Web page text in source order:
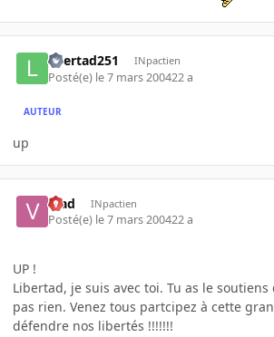
libertad251 INpactien
Posté(e) le 7 mars 200422 a
AUTEUR
up
Vlad INpactien
Posté(e) le 7 mars 200422 a
UP !
Libertad, je suis avec toi. Tu as le soutiens
pas rien. Venez tous partcipez à cette
défendre nos libertés !!!!!!!